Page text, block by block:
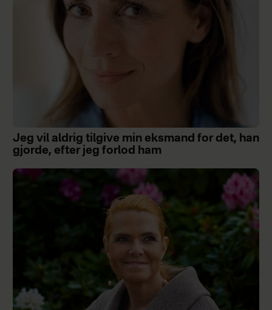
Jeg vil aldrig tilgive min eksmand for det, han
gjorde, efter jeg forlod ham